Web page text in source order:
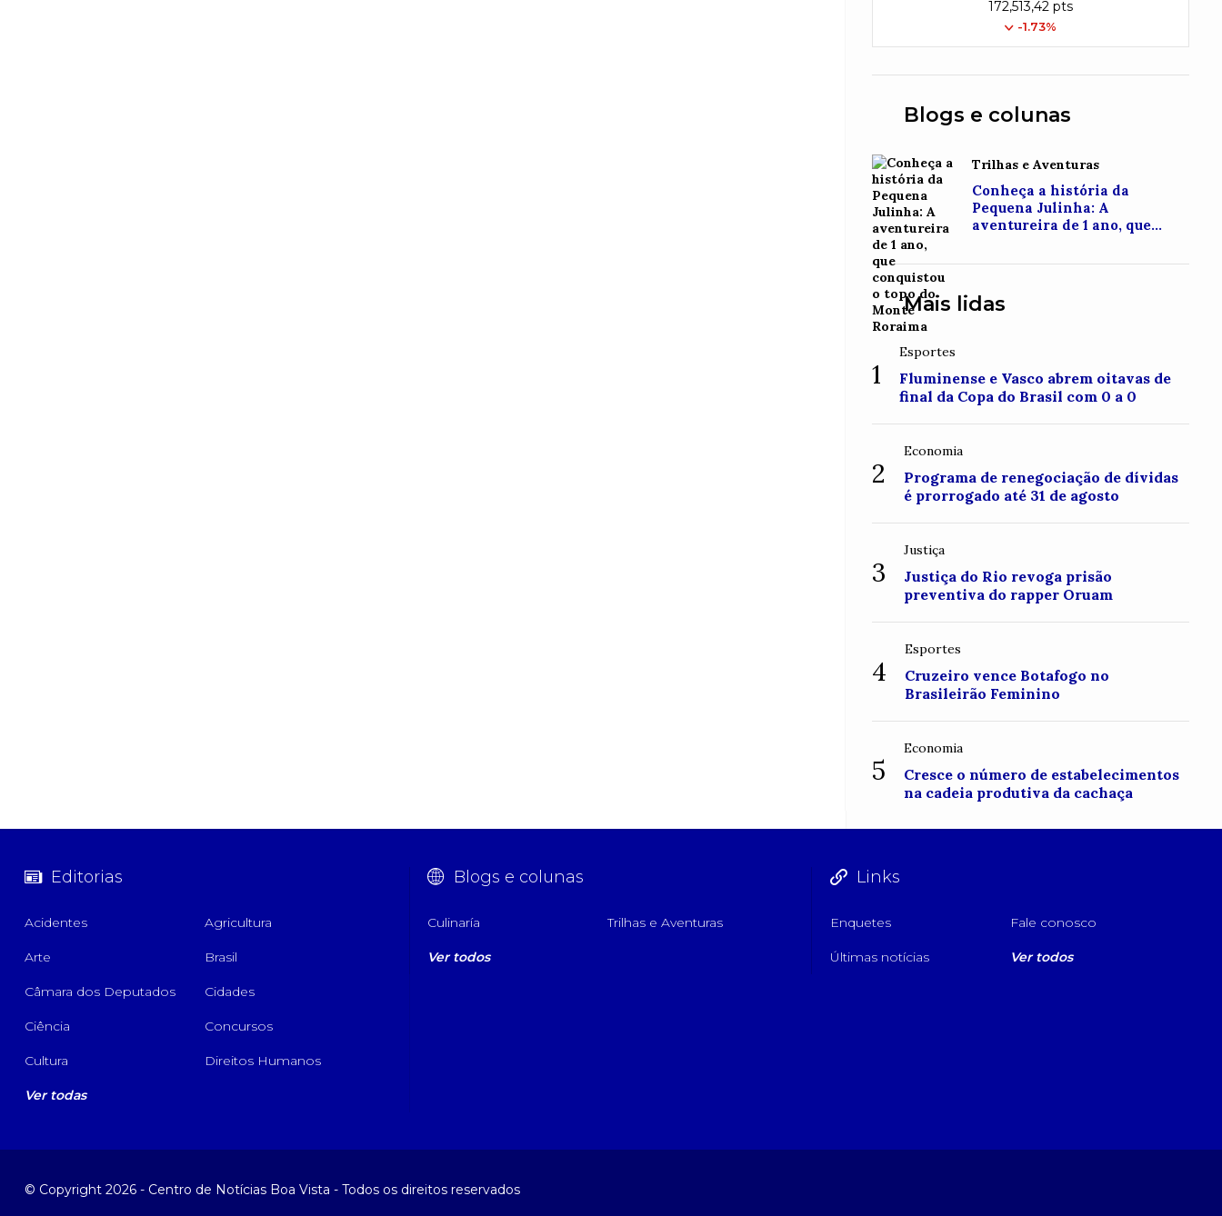
172,513,42 pts
-1.73%
Blogs e colunas
Trilhas e Aventuras
Conheça a história da
Pequena Julinha: A
aventureira de 1 ano, que
Roraima
Mais lidas
1
Esportes
Fluminense e Vasco abrem oitavas de
final da Copa do Brasil com 0 a 0
2
Economia
Programa de renegociação de dívidas
é prorrogado até 31 de agosto
3
Justiça
Justiça do Rio revoga prisão
preventiva do rapper Oruam
4
Esportes
Cruzeiro vence Botafogo no
Brasileirão Feminino
5
Economia
Cresce o número de estabelecimentos
na cadeia produtiva da cachaça
Editorias
Acidentes Agricultura
Arte Brasil
Câmara dos Deputados Cidades
Ciência Concursos
Cultura Direitos Humanos
Ver todas
Blogs e colunas
Culinaría Trilhas e Aventuras
Ver todos
Links
Enquetes Fale conosco
Últimas notícias Ver todos
© Copyright 2026 - Centro de Notícias Boa Vista - Todos os direitos reservados